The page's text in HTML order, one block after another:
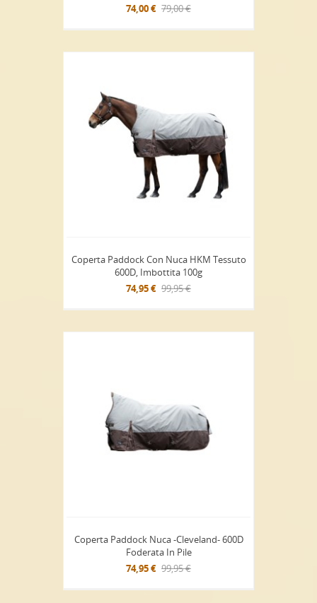
74,00 € 79,00 €
Coperta Paddock Con Nuca HKM Tessuto
600D, Imbottita 100g
74,95 € 99,95 €
Coperta Paddock Nuca -Cleveland- 600D
Foderata In Pile
74,95 € 99,95 €